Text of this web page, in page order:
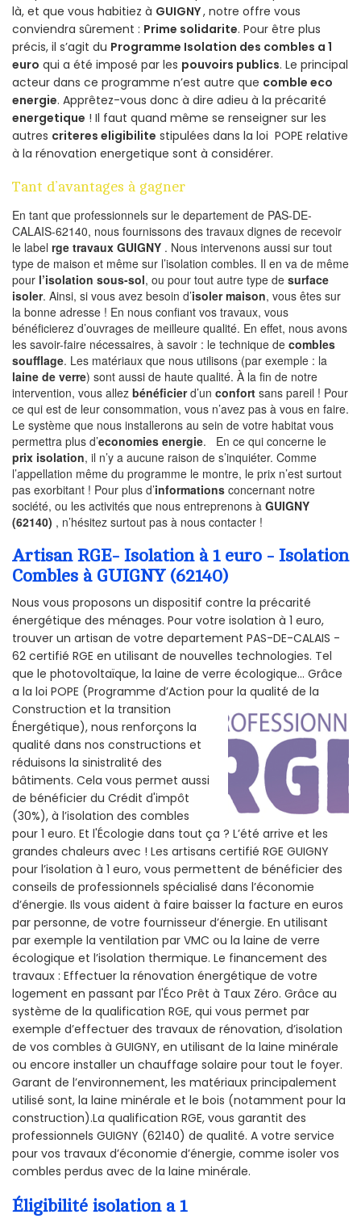
là, et que vous habitiez à GUIGNY, notre offre vous
conviendra sûrement : Prime solidarite. Pour être plus
précis, il s’agit du Programme Isolation des combles a 1
euro qui a été imposé par les pouvoirs publics. Le principal
acteur dans ce programme n’est autre que comble eco
energie. Apprêtez-vous donc à dire adieu à la précarité
energetique ! Il faut quand même se renseigner sur les
autres criteres eligibilite stipulées dans la loi POPE relative
à la rénovation energetique sont à considérer.
Tant d’avantages à gagner
En tant que professionnels sur le departement de PAS-DE-
CALAIS-62140, nous fournissons des travaux dignes de recevoir
le label rge travaux GUIGNY . Nous intervenons aussi sur tout
type de maison et même sur l’isolation combles. Il en va de même
pour l’isolation sous-sol, ou pour tout autre type de surface
isoler. Ainsi, si vous avez besoin d’isoler maison, vous êtes sur
la bonne adresse ! En nous confiant vos travaux, vous
bénéficierez d’ouvrages de meilleure qualité. En effet, nous avons
les savoir-faire nécessaires, à savoir : le technique de combles
soufflage. Les matériaux que nous utilisons (par exemple : la
laine de verre) sont aussi de haute qualité. À la fin de notre
intervention, vous allez bénéficierd’un confort sans pareil ! Pour
ce qui est de leur consommation, vous n’avez pas à vous en faire.
Le système que nous installerons au sein de votre habitat vous
permettra plus d’economies energie. En ce qui concerne le
prix isolation, il n’y a aucune raison de s’inquiéter. Comme
l’appellation même du programme le montre, le prix n’est surtout
pas exorbitant ! Pour plus d’informations concernant notre
société, ou les activités que nous entreprenons à GUIGNY
(62140) , n’hésitez surtout pas à nous contacter !
Artisan RGE- Isolation à 1 euro - Isolation
Combles à GUIGNY (62140)
Nous vous proposons un dispositif contre la précarité
énergétique des ménages. Pour votre isolation à 1 euro,
trouver un artisan de votre departement PAS-DE-CALAIS -
62 certifié RGE en utilisant de nouvelles technologies. Tel
que le photovoltaïque, la laine de verre écologique... Grâce
a la loi POPE (Programme d’Action pour la qualité de la
Construction et la transition
Énergétique), nous renforçons la
qualité dans nos constructions et
réduisons la sinistralité des
bâtiments. Cela vous permet aussi
de bénéficier du Crédit d'impôt
(30%), à l’isolation des combles
pour 1 euro. Et l'Écologie dans tout ça ? L’été arrive et les
grandes chaleurs avec ! Les artisans certifié RGE GUIGNY
pour l’isolation à 1 euro, vous permettent de bénéficier des
conseils de professionnels spécialisé dans l’économie
d’énergie. Ils vous aident à faire baisser la facture en euros
par personne, de votre fournisseur d’énergie. En utilisant
par exemple la ventilation par VMC ou la laine de verre
écologique et l’isolation thermique. Le financement des
travaux : Effectuer la rénovation énergétique de votre
logement en passant par l'Éco Prêt à Taux Zéro. Grâce au
système de la qualification RGE, qui vous permet par
exemple d’effectuer des travaux de rénovation, d’isolation
de vos combles à GUIGNY, en utilisant de la laine minérale
ou encore installer un chauffage solaire pour tout le foyer.
Garant de l’environnement, les matériaux principalement
utilisé sont, la laine minérale et le bois (notamment pour la
construction).La qualification RGE, vous garantit des
professionnels GUIGNY (62140) de qualité. A votre service
pour vos travaux d’économie d’énergie, comme isoler vos
combles perdus avec de la laine minérale.
Éligibilité isolation a 1